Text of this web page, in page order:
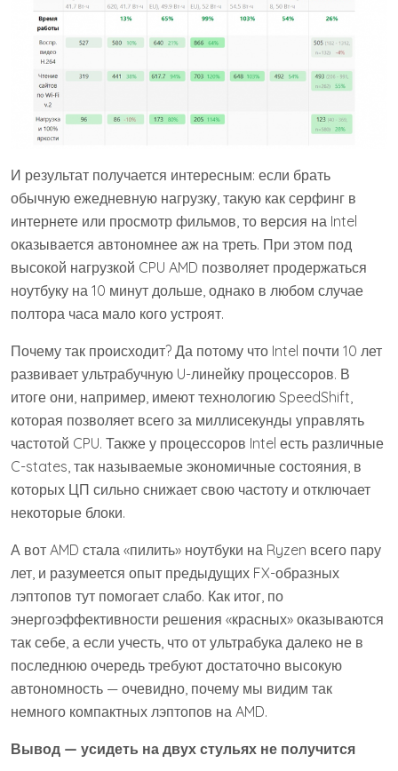
И результат получается интересным: если брать
обычную ежедневную нагрузку, такую как серфинг в
интернете или просмотр фильмов, то версия на Intel
оказывается автономнее аж на треть. При этом под
высокой нагрузкой CPU AMD позволяет продержаться
ноутбуку на 10 минут дольше, однако в любом случае
полтора часа мало кого устроят.
Почему так происходит? Да потому что Intel почти 10 лет
развивает ультрабучную U-линейку процессоров. В
итоге они, например, имеют технологию SpeedShift,
которая позволяет всего за миллисекунды управлять
частотой CPU. Также у процессоров Intel есть различные
C-states, так называемые экономичные состояния, в
которых ЦП сильно снижает свою частоту и отключает
некоторые блоки.
А вот AMD стала «пилить» ноутбуки на Ryzen всего пару
лет, и разумеется опыт предыдущих FX-образных
лэптопов тут помогает слабо. Как итог, по
энергоэффективности решения «красных» оказываются
так себе, а если учесть, что от ультрабука далеко не в
последнюю очередь требуют достаточно высокую
автономность — очевидно, почему мы видим так
немного компактных лэптопов на AMD.
Вывод — усидеть на двух стульях не получится